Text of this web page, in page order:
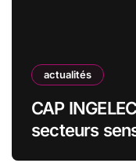
actualités
CAP
secteurs